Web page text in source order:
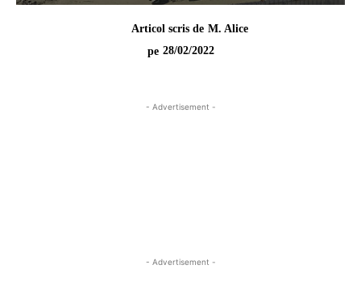
Articol scris de M. Alice
pe 28/02/2022
- Advertisement -
- Advertisement -